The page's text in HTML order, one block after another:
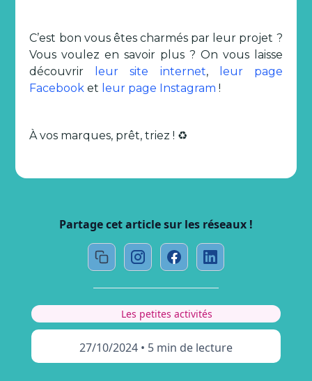
C’est bon vous êtes charmés par leur projet ?
Vous voulez en savoir plus ? On vous laisse
découvrir
leur site internet,
leur page
Facebook et leur page Instagram !
À vos marques, prêt, triez ! ♻️
Partage cet article sur les réseaux !
Les petites activités
27/10/2024 • 5 min de lecture